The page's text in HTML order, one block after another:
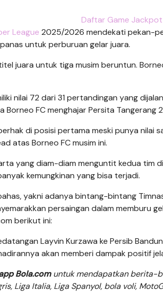
Daftar Game Jackpot
League 2025/2026 mendekati pekan-
untuk perburuan gelar juara.
juara untuk tiga musim beruntun.
nilai 72 dari 31 pertandingan yang
Borneo FC menghajar Persita Tangerang
di posisi pertama meski punya nilai
atas Borneo FC musim ini.
yang diam-diam menguntit kedua tim
kemungkinan yang bisa terjadi.
yakni adanya bintang-bintang
persaingan dalam memburu
berikut ini:
Layvin Kurzawa ke Persib
akan memberi dampak positif
Bola.comuntuk mendapatkan berita-
Liga Italia, Liga Spanyol, bola voli,